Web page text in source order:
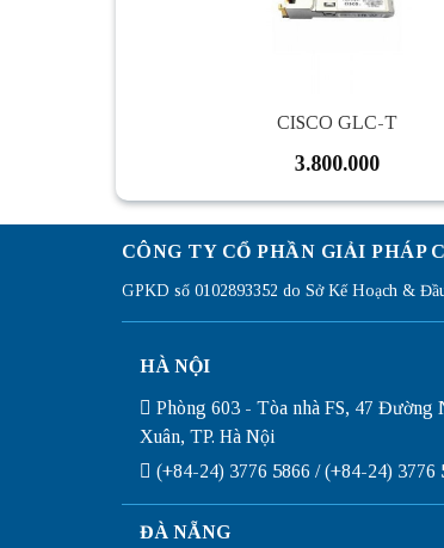
CISCO GLC-T
3.800.000
CÔNG TY CỔ PHẦN GIẢI PHÁP
GPKD số 0102893352 do Sở Kế Hoạch &
HÀ NỘI
Phòng 603 - Tòa nhà FS, 47 Đường
Xuân, TP. Hà Nội
(+84-24) 3776 5866 / (+84-24) 3776
ĐÀ NẴNG